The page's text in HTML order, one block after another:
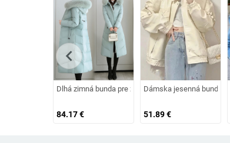
Dlhá zimná bunda pre ženy s kapucňou a
84.17€
Dámska jesenná bunda
51.89€
chevron_left